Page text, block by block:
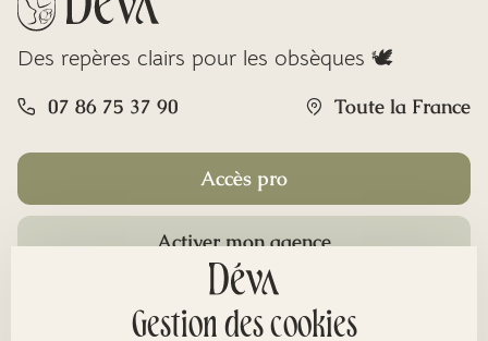
Des repères clairs pour les obsèques 🕊️
07 86 75 37 90 Toute la France
Accès pro
Activer mon agence
Gestion des cookies